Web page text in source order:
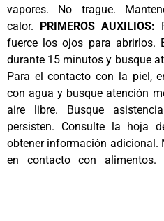
vapores. No trague.
calor. PRIMEROS AUXILIOS:
fuerce los ojos para abrirlos.
durante 15 minutos y busque
Para el contacto con la piel,
con agua y busque atención
aire libre. Busque
persisten. Consulte la hoja
obtener información adicional.
en contacto con alimentos.